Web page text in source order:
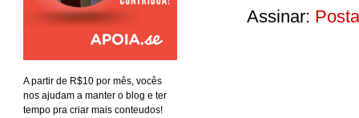
Assinar:
A partir de R$10 por mês, vocês
nos ajudam a manter o blog e ter
tempo pra criar mais conteudos!